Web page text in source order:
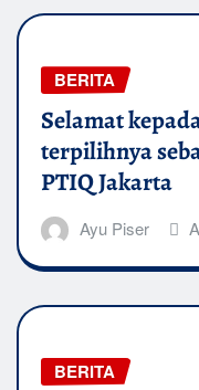
BERITA
Selamat
terpilihnya
PTIQ Jakarta
Ayu Piser
BERITA